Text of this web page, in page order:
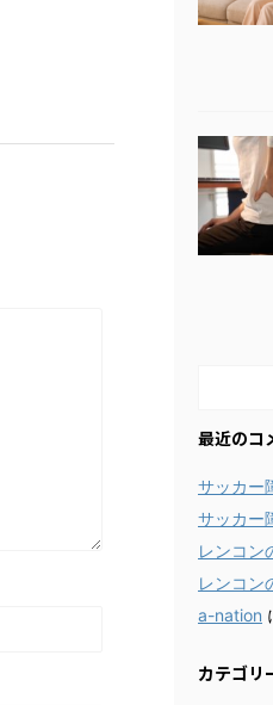
最近のコ
サッカ
サッカ
レンコン
レンコン
a-nation
カテゴリ